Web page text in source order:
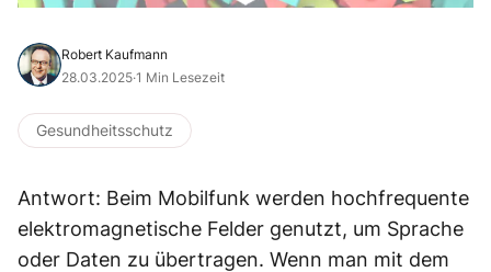
Robert Kaufmann
28.03.2025·1 Min Lesezeit
Gesundheitsschutz
Antwort: Beim Mobilfunk werden hochfrequente
elektromagnetische Felder genutzt, um Sprache
oder Daten zu übertragen. Wenn man mit dem